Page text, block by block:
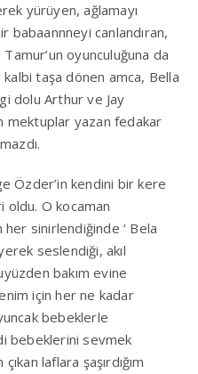
yürüyen, ağlamayı
babaannneyi canlandıran,
oyunculuğuna da
taşa dönen amca, Bella
dolu Arthur ve Jay
mektuplar yazan fedakar
Özder’in kendini bir kere
oldu. O kocaman
sinirlendiğinde ‘ Bela
seslendiği, akıl
bakım evine
için her ne kadar
bebeklerle
bebeklerini sevmek
laflara şaşırdığım